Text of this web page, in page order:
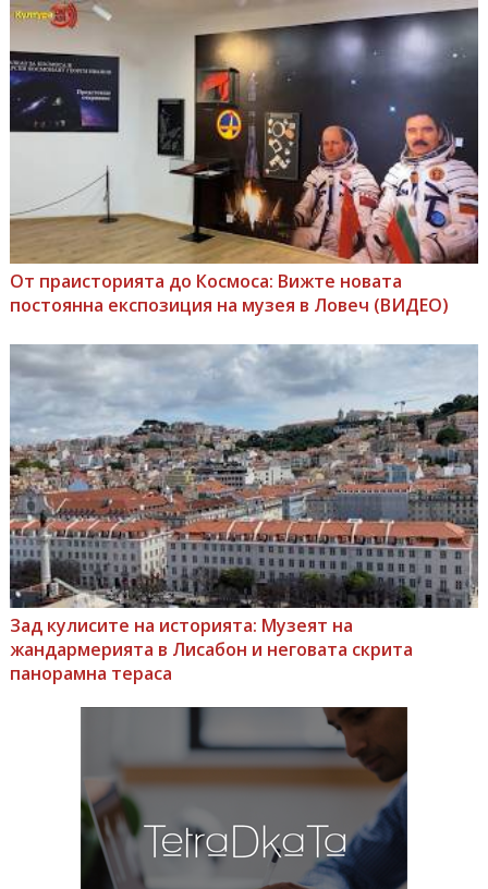
От праисторията до Космоса: Вижте новата
постоянна експозиция на музея в Ловеч (ВИДЕО)
Зад кулисите на историята: Музеят на
жандармерията в Лисабон и неговата скрита
панорамна тераса